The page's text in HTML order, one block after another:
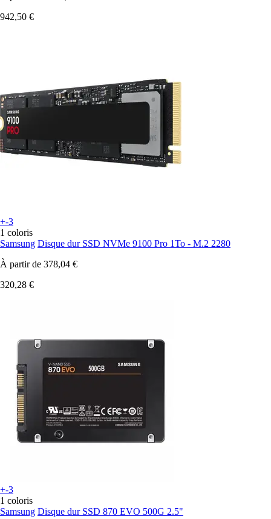
942,50 €
+-3
1 coloris
Samsung Disque dur SSD NVMe 9100 Pro 1To - M.2 2280
À partir de 378,04 €
320,28 €
+-3
1 coloris
Samsung Disque dur SSD 870 EVO 500G 2.5"